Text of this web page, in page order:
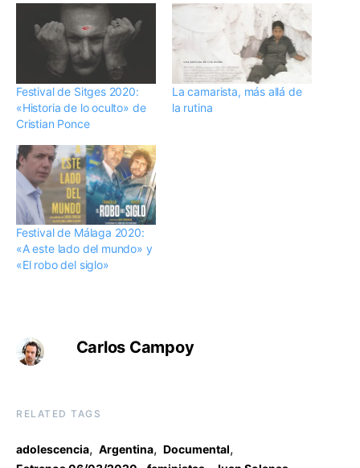
Festival de Sitges 2020:
«Historia de lo oculto» de
Cristian Ponce
La camarista, más allá de
la rutina
Festival de Málaga 2020:
«A este lado del mundo» y
«El robo del siglo»
Carlos Campoy
RELATED TAGS
adolescencia, Argentina, Documental,